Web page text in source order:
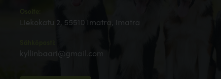
Osoite:
Liekokatu 2, 55510 Imatra, Imatra
kyllinbaari@gmail.com